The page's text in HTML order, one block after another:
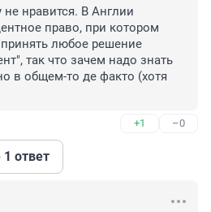
нравится. В Англии
право, при котором
любое решение
так что зачем надо знать
в общем-то де факто (хотя
+1 –0
ответ